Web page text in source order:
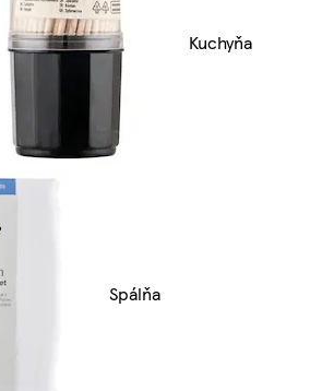
Kuchyňa
Spálňa